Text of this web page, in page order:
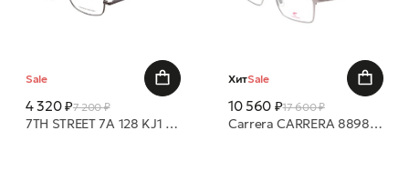
Sale
4 320 ₽7 200 ₽
7TH STREET 7A 128 KJ1 55 19 оправа
ХитSale
10 560 ₽17 600 ₽
Carrera CARRERA 8898 R80 55 18 оправа